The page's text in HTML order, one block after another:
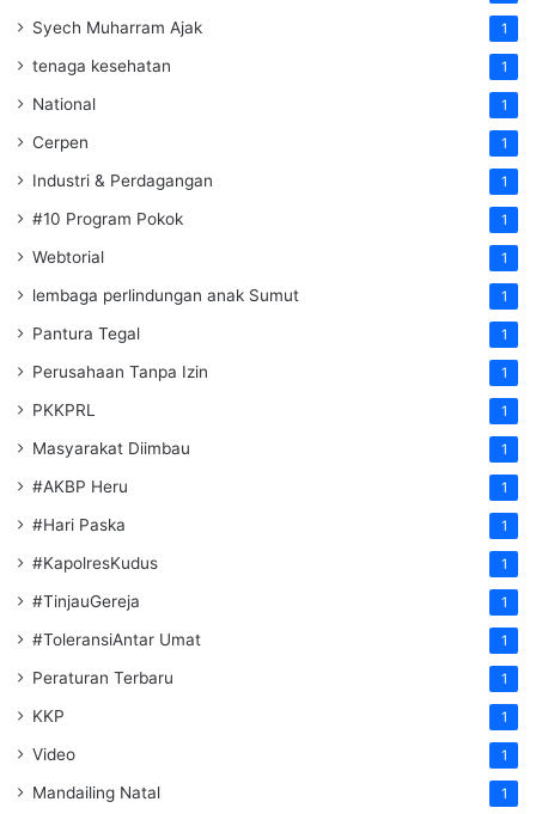
Syech Muharram Ajak 1
tenaga kesehatan 1
National 1
Cerpen 1
Industri & Perdagangan 1
#10 Program Pokok 1
Webtorial 1
lembaga perlindungan anak Sumut 1
Pantura Tegal 1
Perusahaan Tanpa Izin 1
PKKPRL 1
Masyarakat Diimbau 1
#AKBP Heru 1
#Hari Paska 1
#KapolresKudus 1
#TinjauGereja 1
#ToleransiAntar Umat 1
Peraturan Terbaru 1
KKP 1
Video 1
Mandailing Natal 1